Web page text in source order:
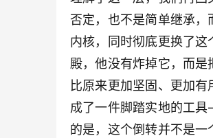
否定，也不是简单继承
内核，同时彻底更换了
殿，他没有炸掉它，而
比原来更加坚固、更加
成了一件脚踏实地的工
的是，这个倒转并不是